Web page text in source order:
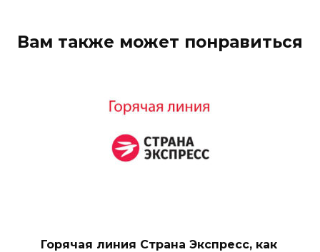
Вам также может понравиться
Горячая линия Страна Экспресс, как